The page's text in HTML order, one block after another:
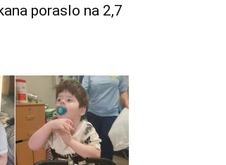
poraslo na 2,7